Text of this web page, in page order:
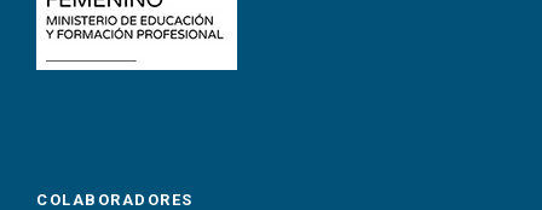
COLABORADORES